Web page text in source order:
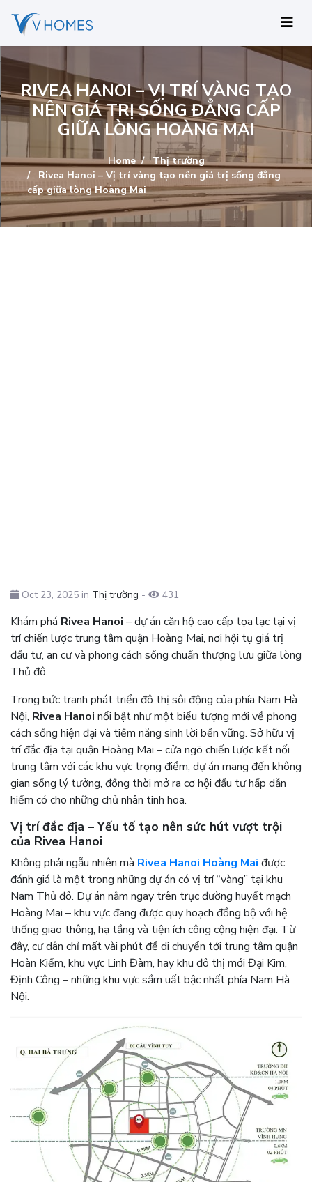
RIVEA HANOI – VỊ TRÍ VÀNG TẠO
NÊN GIÁ TRỊ SỐNG ĐẲNG CẤP
GIỮA LÒNG HOÀNG MAI
Home
Thị trường
Rivea Hanoi – Vị trí vàng tạo nên giá trị sống đẳng
cấp giữa lòng Hoàng Mai
Oct 23, 2025 in Thị trường - 431
Khám phá Rivea Hanoi – dự án căn hộ cao cấp tọa lạc tại vị
trí chiến lược trung tâm quận Hoàng Mai, nơi hội tụ giá trị
đầu tư, an cư và phong cách sống chuẩn thượng lưu giữa lòng
Thủ đô.
Trong bức tranh phát triển đô thị sôi động của phía Nam Hà
Nội, Rivea Hanoi nổi bật như một biểu tượng mới về phong
cách sống hiện đại và tiềm năng sinh lời bền vững. Sở hữu vị
trí đắc địa tại quận Hoàng Mai – cửa ngõ chiến lược kết nối
trung tâm với các khu vực trọng điểm, dự án mang đến không
gian sống lý tưởng, đồng thời mở ra cơ hội đầu tư hấp dẫn
hiếm có cho những chủ nhân tinh hoa.
Vị trí đắc địa – Yếu tố tạo nên sức hút vượt trội
của Rivea Hanoi
Không phải ngẫu nhiên mà Rivea Hanoi Hoàng Mai được
đánh giá là một trong những dự án có vị trí “vàng” tại khu
Nam Thủ đô. Dự án nằm ngay trên trục đường huyết mạch
Hoàng Mai – khu vực đang được quy hoạch đồng bộ với hệ
thống giao thông, hạ tầng và tiện ích công cộng hiện đại. Từ
đây, cư dân chỉ mất vài phút để di chuyển tới trung tâm quận
Hoàn Kiếm, khu vực Linh Đàm, hay khu đô thị mới Đại Kim,
Định Công – những khu vực sầm uất bậc nhất phía Nam Hà
Nội.